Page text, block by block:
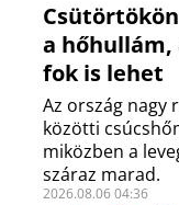
a hőhullám,
fok is lehet
Az ország nagy
közötti
miközben a
száraz marad.
2026.08.06 04:36